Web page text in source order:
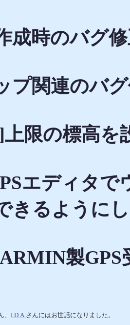
成時のバグ
プ関連のバ
限の標高を
エディタ
きるように
製
、 I.D.A. さんにはお世話になりました。